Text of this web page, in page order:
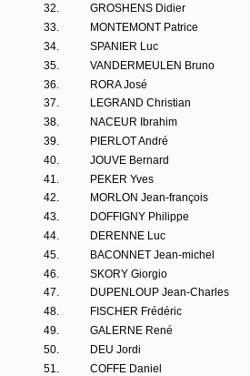
32.
GROSHENS Didier
33.
MONTEMONT Patrice
34.
SPANIER Luc
35.
VANDERMEULEN Bruno
36.
RORA José
37.
LEGRAND Christian
38.
NACEUR Ibrahim
39.
PIERLOT André
40.
JOUVE Bernard
41.
PEKER Yves
42.
MORLON Jean-françois
43.
DOFFIGNY Philippe
44.
DERENNE Luc
45.
BACONNET Jean-michel
46.
SKORY Giorgio
47.
DUPENLOUP Jean-Charles
48.
FISCHER Frédéric
49.
GALERNE René
50.
DEU Jordi
51.
COFFE Daniel